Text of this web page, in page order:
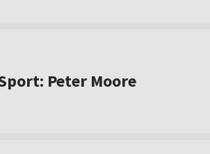
Peter Moore